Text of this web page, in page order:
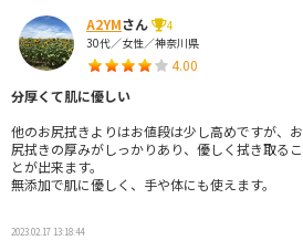
A2YMさん
4
30代／女性／神奈川県
4.00
分厚くて肌に優しい
他のお尻拭きよりはお値段は少し高めですが、お
尻拭きの厚みがしっかりあり、優しく拭き取るこ
とが出来ます。
無添加で肌に優しく、手や体にも使えます。
2023.02.17 13:18:44